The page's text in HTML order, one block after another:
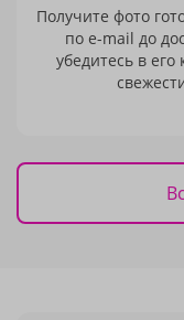
Получите фото
по e-mail до
убедитесь в его